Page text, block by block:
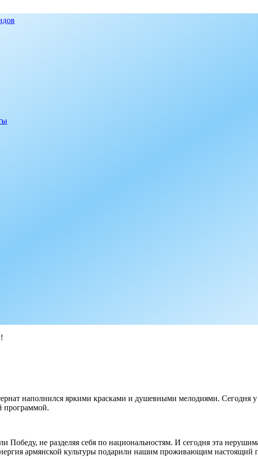
наполнился яркими красками и душевными мелодиями. Сегодня
программой.
Победу, не разделяя себя по национальностям. И сегодня эта
армянской культуры подарили нашим проживающим настоящий